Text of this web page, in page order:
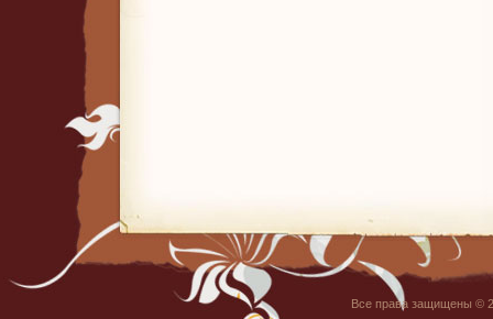
Все права защищены ©